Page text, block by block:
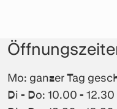
Mo: ganzer Tag
Di - Do: 10.00 - 12.30